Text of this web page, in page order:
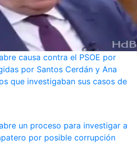
causa contra el PSOE por
por Santos Cerdán y Ana
que investigaban sus casos de
un proceso para investigar a
por posible corrupción